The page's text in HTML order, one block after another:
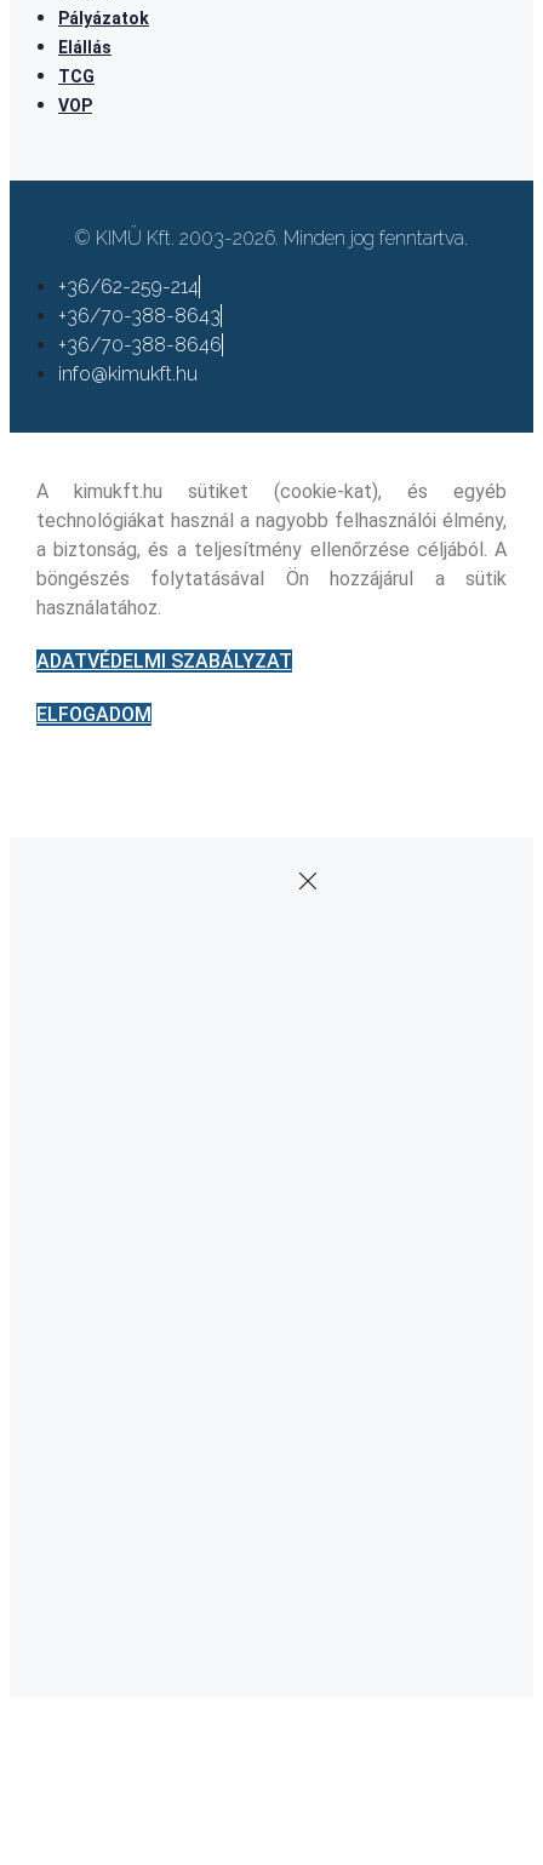
Pályázatok
Elállás
TCG
VOP
© KIMÜ Kft. 2003-2026. Minden jog fenntartva.
+36/62-259-214
+36/70-388-8643
+36/70-388-8646
info@kimukft.hu
A kimukft.hu sütiket (cookie-kat), és egyéb
technológiákat használ a nagyobb felhasználói élmény,
a biztonság, és a teljesítmény ellenőrzése céljából. A
böngészés folytatásával Ön hozzájárul a sütik
használatához.
ADATVÉDELMI SZABÁLYZAT
ELFOGADOM